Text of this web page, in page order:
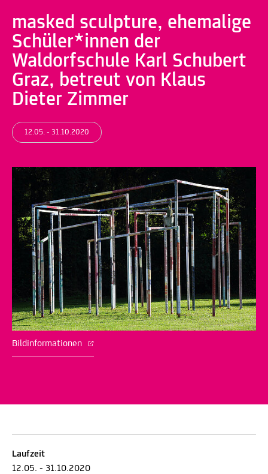
masked sculpture, ehemalige
Schüler*innen der
Waldorfschule Karl Schubert
Graz, betreut von Klaus
Dieter Zimmer
12.05. - 31.10.2020
Bildinformationen
Laufzeit
12.05. - 31.10.2020